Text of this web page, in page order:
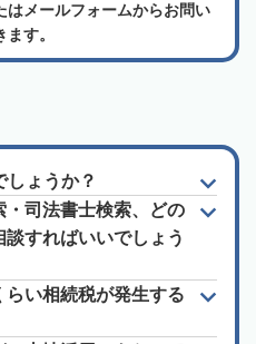
はメールフォームからお問い
す。
しょうか？
司法書士検索、どの
すればいいでしょう
い相続税が発生する